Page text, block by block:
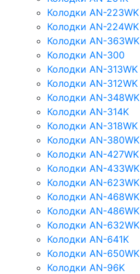
Колодки AN-223WK
Колодки AN-224WK
Колодки AN-363WK
Колодки AN-300
Колодки AN-313WK
Колодки AN-312WK
Колодки AN-348WK
Колодки AN-314K
Колодки AN-318WK
Колодки AN-380WK
Колодки AN-427WK
Колодки AN-433WK
Колодки AN-623WK
Колодки AN-468WK
Колодки AN-486WK
Колодки AN-632WK
Колодки AN-641K
Колодки AN-650WK
Колодки AN-96K